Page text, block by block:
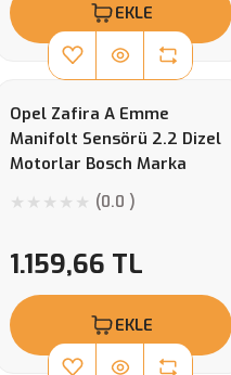
EKLE
Opel Zafira A Emme
Manifolt Sensörü 2.2 Dizel
Motorlar Bosch Marka
Y22DTR Motor
0281002437
(0.0 )
1.159,66 TL
EKLE